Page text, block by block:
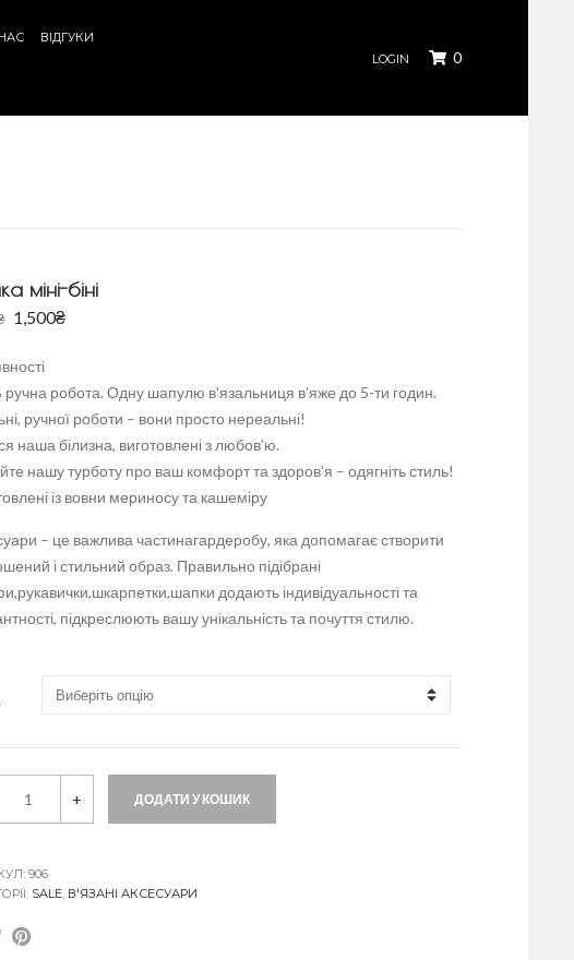
ВІДГУКИ
LOGIN 0
міні-біні
1,500₴
ручна робота. Одну шапулю в’язальниця в’яже до 5-ти годин.
ручної роботи – вони просто нереальні!
наша білизна, виготовлені з любов’ю.
нашу турботу про ваш комфорт та здоров’я – одягніть стиль!
із вовни мериносу та кашеміру
– це важлива частинагардеробу, яка допомагає створити
і стильний образ. Правильно підібрані
додають індивідуальності та
підкреслюють вашу унікальність та почуття стилю.
+ ДОДАТИ У КОШИК
906
SALE В'ЯЗАНІ АКСЕСУАРИ